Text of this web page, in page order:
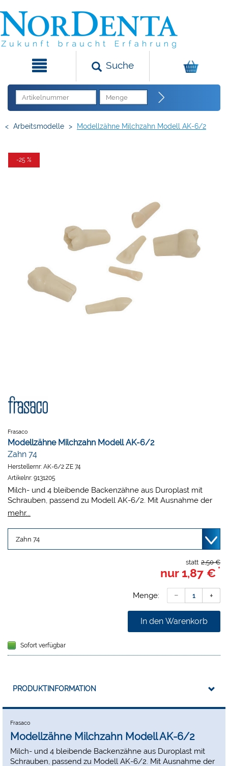
Suche
< Arbeitsmodelle > Modellzähne Milchzahn Modell AK-6/2
-25 %
Frasaco
Modellzähne Milchzahn Modell AK-6/2
Zahn 74
Herstellernr: AK-6/2 ZE 74
Artikelnr: 9131205
Milch- und 4 bleibende Backenzähne aus Duroplast mit
Schrauben, passend zu Modell AK-6/2. Mit Ausnahme der
Positionen 46 und 63 passen die Zähne auch perfekt in die
und 82 sind zum Einkleben, die restlichen Zähne haben
Schrauben.
mehr...
2,50 €
statt
nur 1,87 € *
Menge:
In den Warenkorb
Sofort verfügbar
PRODUKTINFORMATION
Frasaco
Modellzähne Milchzahn Modell AK-6/2
Milch- und 4 bleibende Backenzähne aus Duroplast mit
Schrauben, passend zu Modell AK-6/2. Mit Ausnahme der